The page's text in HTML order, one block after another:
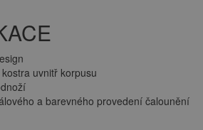
uvnitř korpusu
a barevného provedení čalounění